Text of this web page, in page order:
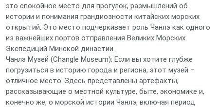
это спокойное место для прогулок, размышлений об
истории и понимания грандиозности китайских морских
открытий. Это место подчеркивает роль Чанлэ как одного
из важнейших портов отправления Великих Морских
Экспедиций Минской династии.
Чанлэ Музей (Changle Museum): Если вы хотите глубже
погрузиться в историю города и региона, этот музей –
отличное место. Здесь представлены артефакты,
рассказывающие о местной культуре, быте, экономике и,
конечно же, о морской истории Чанлэ, включая период